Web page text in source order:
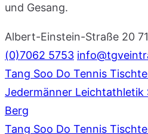
und Gesang.
Albert-Einstein-Straße 20
(0)7062 5753
Tang Soo Do Tennis
Jedermänner Leichtathletik
Berg
Tang Soo Do Tennis